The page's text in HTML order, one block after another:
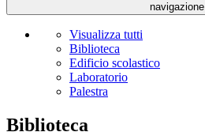
navigazione
Visualizza tutti
Biblioteca
Edificio scolastico
Laboratorio
Palestra
Biblioteca